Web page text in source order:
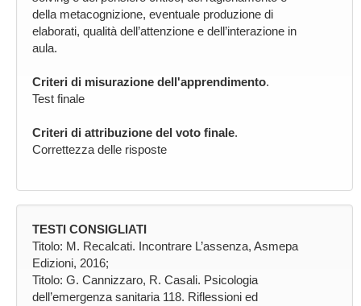
della metacognizione, eventuale produzione di
elaborati, qualità dell’attenzione e dell’interazione in
aula.
Criteri di misurazione dell'apprendimento.
Test finale
Criteri di attribuzione del voto finale.
Correttezza delle risposte
TESTI CONSIGLIATI
Titolo: M. Recalcati. Incontrare L’assenza, Asmepa
Edizioni, 2016;
Titolo: G. Cannizzaro, R. Casali. Psicologia
dell’emergenza sanitaria 118. Riflessioni ed